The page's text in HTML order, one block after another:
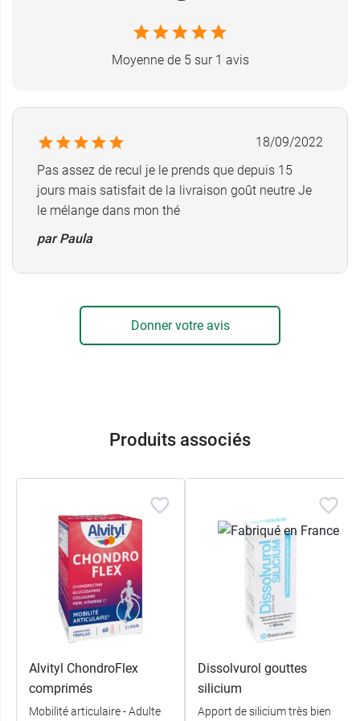
contribuent à réduire la fatigue.
innovant et assimilable, composé de collagène
dans la même proportion que dans les os.
Sans gluten, sans lactose, sans colorant, sans
OGM sans sucre, sans graisse.
Poids net :327,5 g.
Découvrez également
saveur neutre.
COLPROPUR - PROTEIN SA.
Moyenne de 5 sur 1 avis
18/09/2022
Pas assez de recul je le prends que depuis 15
jours mais satisfait de la livraison goût neutre Je
le mélange dans mon thé
par Paula
Donner votre avis
Produits associés
Alvityl ChondroFlex
comprimés
Mobilité articulaire - Adulte
Dissolvurol gouttes
silicium
Apport de silicium très bien